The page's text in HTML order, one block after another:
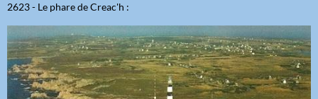
2623 - Le phare de Creac'h :